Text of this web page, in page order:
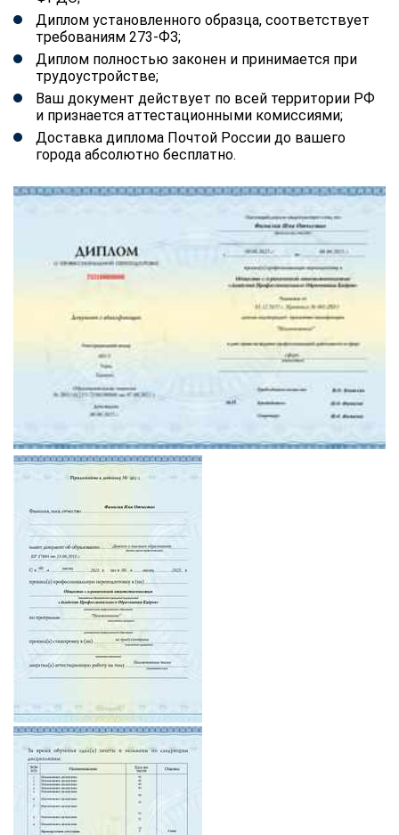
Диплом установленного образца, соответствует
требованиям 273-ФЗ;
Диплом полностью законен и принимается при
трудоустройстве;
Ваш документ действует по всей территории РФ
и признается аттестационными комиссиями;
Доставка диплома Почтой России до вашего
города абсолютно бесплатно.